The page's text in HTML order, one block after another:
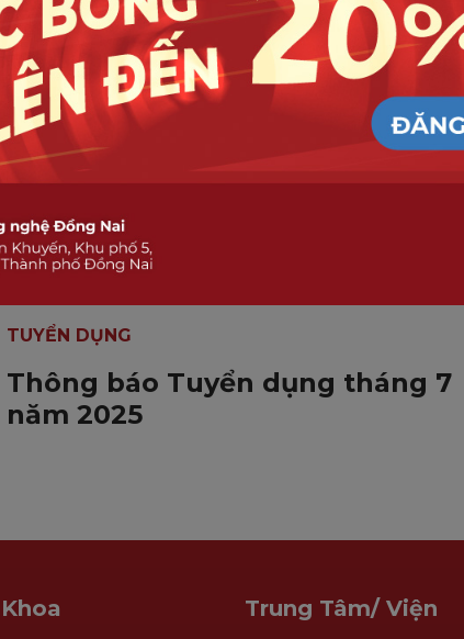
TUYỂN DỤNG
Thông báo Tuyển dụng tháng 7
năm 2025
Khoa Trung Tâm/ Viện